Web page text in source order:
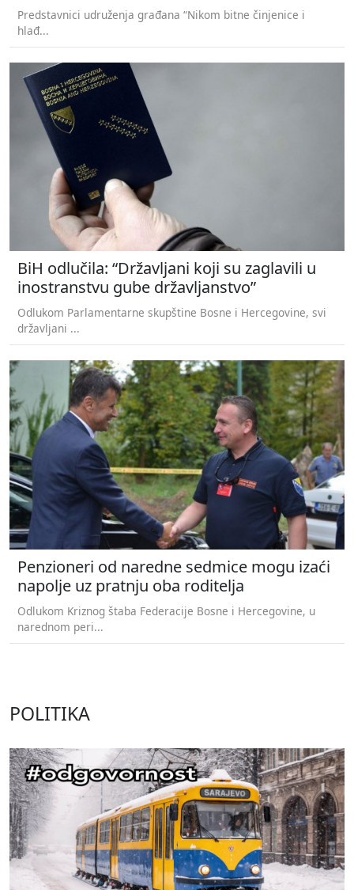
Predstavnici udruženja građana “Nikom bitne činjenice i
hlađ...
BiH odlučila: “Državljani koji su zaglavili u
inostranstvu gube državljanstvo”
Odlukom Parlamentarne skupštine Bosne i Hercegovine, svi
državljani ...
Penzioneri od naredne sedmice mogu izaći
napolje uz pratnju oba roditelja
Odlukom Kriznog štaba Federacije Bosne i Hercegovine, u
narednom peri...
POLITIKA